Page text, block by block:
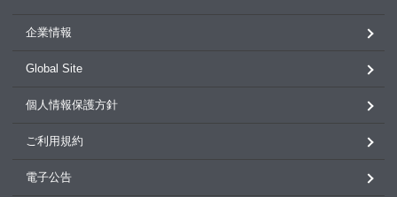
企業情報
Global Site
個人情報保護方針
ご利用規約
電子公告